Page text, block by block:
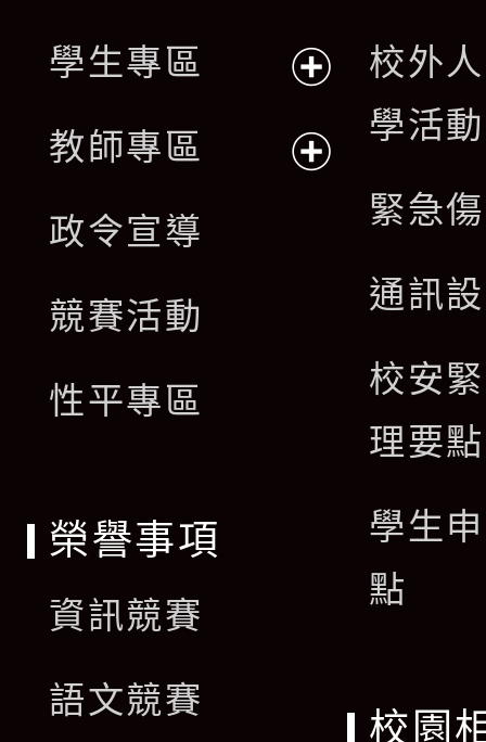
單
選
單
學生專區
開
教師專區
政令宣導
競賽活動
性平專區
校外
學活
緊急
通訊
校安
理要點
學生
點
榮譽事項
資訊競賽
語文競賽
校園